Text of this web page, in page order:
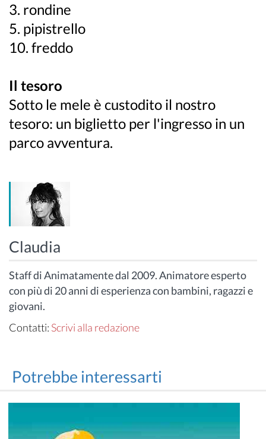
3. rondine
5. pipistrello
10. freddo
Il tesoro
Sotto le mele è custodito il nostro
tesoro: un biglietto per l'ingresso in un
parco avventura.
Claudia
Staff di Animatamente dal 2009. Animatore esperto
con più di 20 anni di esperienza con bambini, ragazzi e
giovani.
Contatti: Scrivi alla redazione
Potrebbe interessarti